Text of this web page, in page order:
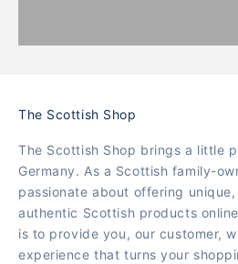
The Scottish Shop
The Scottish Shop brings a little
Germany. As a Scottish family-
passionate about offering
authentic Scottish products
is to provide you, our customer,
experience that turns your